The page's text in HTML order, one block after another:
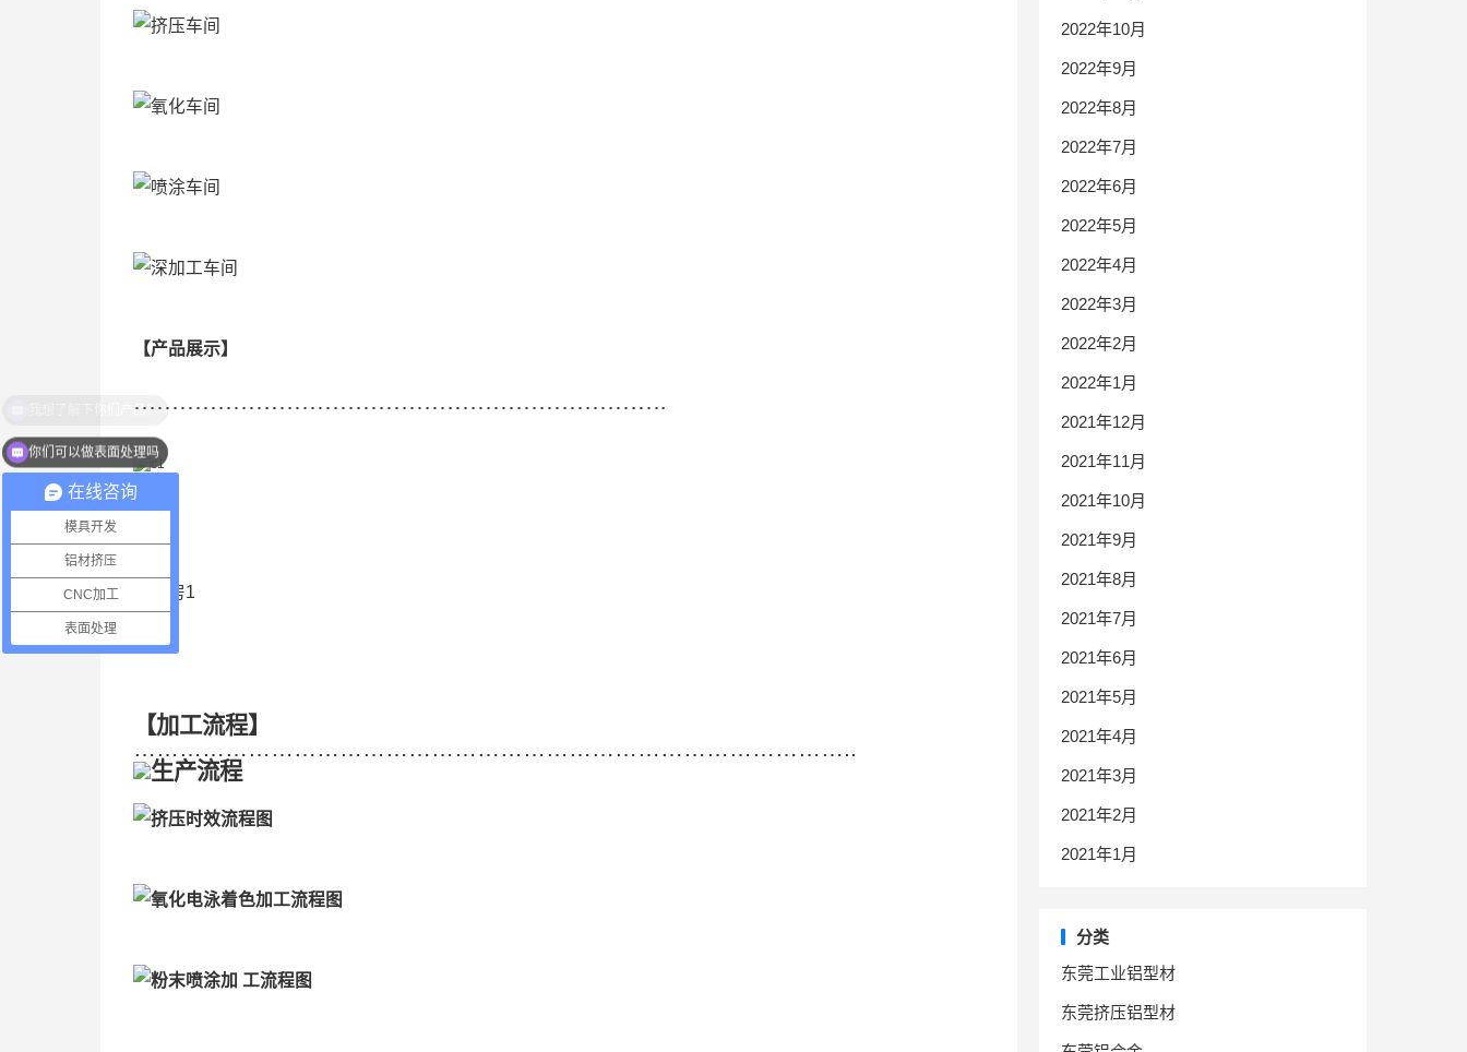
【产品展示】
…………………………………………………………….
【加工流程】
…………………………………………………………………………………..
2022年10月
2022年9月
2022年8月
2022年7月
2022年6月
2022年5月
2022年4月
2022年3月
2022年2月
2022年1月
2021年12月
2021年11月
2021年10月
2021年9月
2021年8月
2021年7月
2021年6月
2021年5月
2021年4月
2021年3月
2021年2月
2021年1月
分类
东莞工业铝型材
东莞挤压铝型材
在线咨询
模具开发
铝材挤压
CNC加工
表面处理
你们可以做表面处理吗